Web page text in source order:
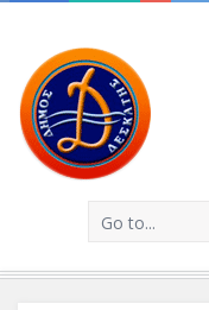
Go to...